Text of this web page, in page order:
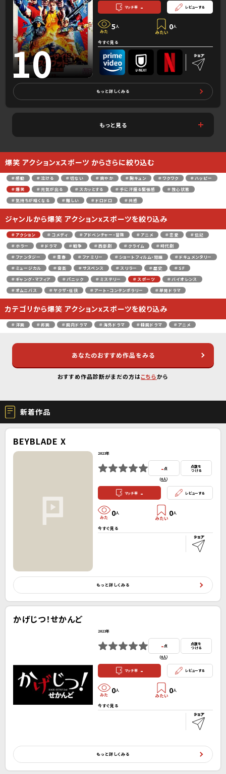
10
マッチ率 - レビューする
5人 0人
今すぐ見る
もっと詳しくみる
もっと見る
爆笑 アクションxスポーツ からさらに絞り込む
＃感動 ＃泣ける ＃切ない ＃爽やか ＃胸キュン ＃ワクワク
＃ハッピー
＃爆笑
＃元気が出る ＃スカッとする ＃手に汗握る緊張感
＃放心状態
＃気持ちが暗くなる
＃難しい ＃ドロドロ ＃共感
ジャンルから爆笑 アクションxスポーツを絞り込み
＃アクション ＃コメディ ＃アドベンチャー・冒険 ＃アニメ ＃恋愛
＃伝記
＃ホラー
＃ドラマ ＃戦争 ＃西部劇 ＃クライム
＃時代劇
＃ファンタジー
＃青春 ＃ファミリー ＃ショートフィルム・短編
＃ドキュメンタリー
＃ミュージカル
＃音楽 ＃サスペンス ＃スリラー ＃歴史
＃SF
＃ギャング・マフィア
＃パニック ＃ミステリー ＃スポーツ
＃バイオレンス
＃オムニバス
＃ヤクザ・任侠 ＃アート・コンテンポラリー ＃単発ドラマ
カテゴリから爆笑 アクションxスポーツを絞り込み
＃洋画 ＃邦画 ＃国内ドラマ ＃海外ドラマ ＃韓国ドラマ ＃アニメ
あなたのおすすめ作品をみる
おすすめ作品診断がまだの方はこちらから
新着作品
BEYBLADE X
2023年
- 点
(0人）
点数を
つける
マッチ率 - レビューする
0人 0人
今すぐ見る
もっと詳しくみる
かげじつ！せかんど
2023年
-点
(0人）
点数を
つける
マッチ率 - レビューする
0人 0人
今すぐ見る
もっと詳しくみる